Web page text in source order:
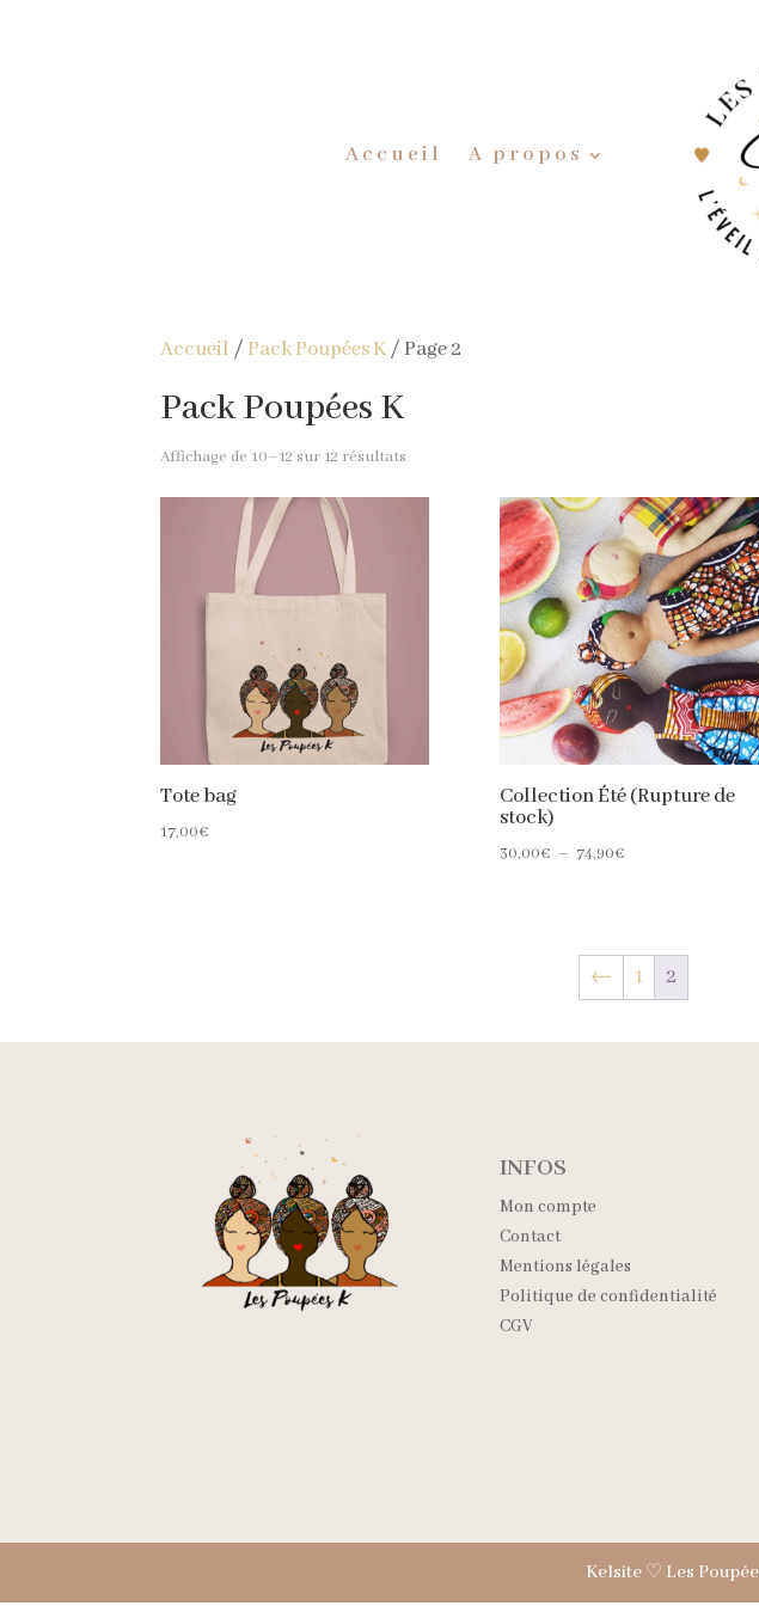
Accueil A propos
Accueil / Pack Poupées K / Page 2
Pack Poupées K
Affichage de 10–12 sur 12 résultats
Tote bag
17,00€
Collection Été (Rupture de
stock)
30,00€ – 74,90€Plage
à
← 1 2
INFOS
Mon compte
Contact
Mentions légales
Politique de confidentialité
CGV
Kelsite ♡ Les